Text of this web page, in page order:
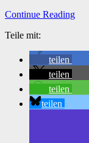
Continue Reading
Teile mit:
teilen
teilen
teilen
teilen